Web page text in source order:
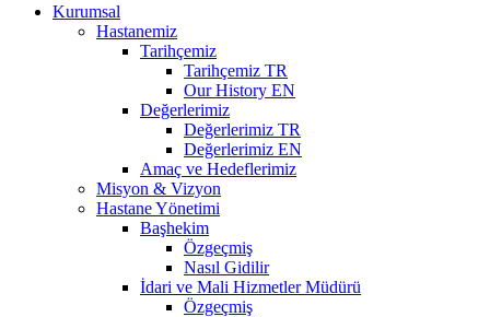
Kurumsal
Hastanemiz
Tarihçemiz
Tarihçemiz TR
Our History EN
Değerlerimiz
Değerlerimiz TR
Değerlerimiz EN
Amaç ve Hedeflerimiz
Misyon & Vizyon
Hastane Yönetimi
Başhekim
Özgeçmiş
Nasıl Gidilir
İdari ve Mali Hizmetler Müdürü
Özgeçmiş